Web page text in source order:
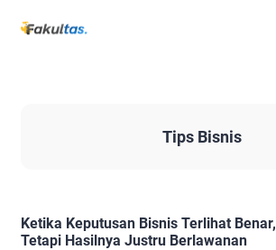
Tips Bisnis
Ketika Keputusan Bisnis Terlihat Benar,
Tetapi Hasilnya Justru Berlawanan